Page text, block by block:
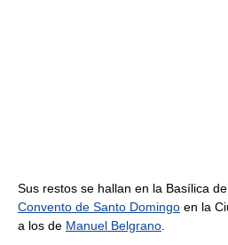
Sus restos se hallan en la Basílica
Convento de Santo Domingo en la
a los de Manuel Belgrano